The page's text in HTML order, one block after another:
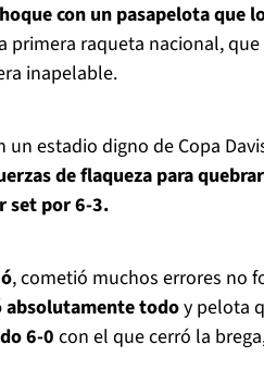
con un pasapelota que
primera raqueta nacional,
inapelable.
un estadio digno de Copa
de flaqueza para quebrar
set por 6-3.
, cometió muchos errores no
absolutamente todoy pelota
6-0 con el que cerró la